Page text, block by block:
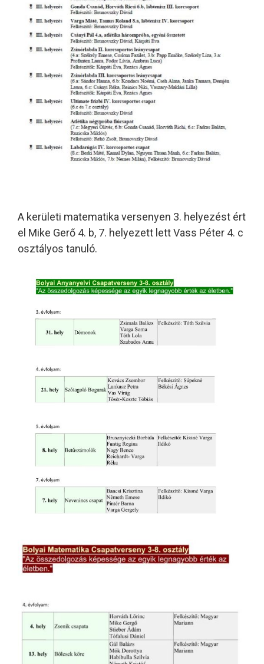
A kerületi matematika versenyen 3. helyezést ért
el Mike Gerő 4. b, 7. helyezett lett Vass Péter 4. c
osztályos tanuló.